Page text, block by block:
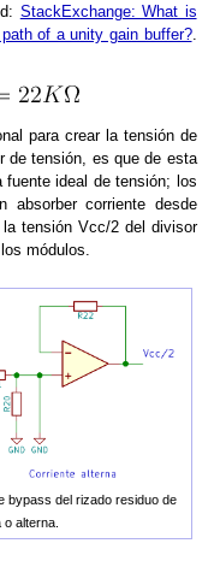
StackExchange: What is
of a unity gain buffer?.
para crear la tensión de
de tensión, es que de esta
fuente ideal de tensión; los
absorber corriente desde
tensión Vcc/2 del divisor
módulos.
bypass del rizado residuo de
alterna.